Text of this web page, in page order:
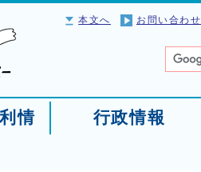
本文へ お問い合わせ
情
行政情報